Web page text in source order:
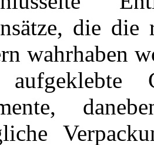
die
wahrhaben